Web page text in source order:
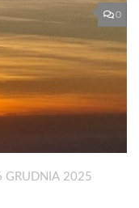
0
GRUDNIA 2025